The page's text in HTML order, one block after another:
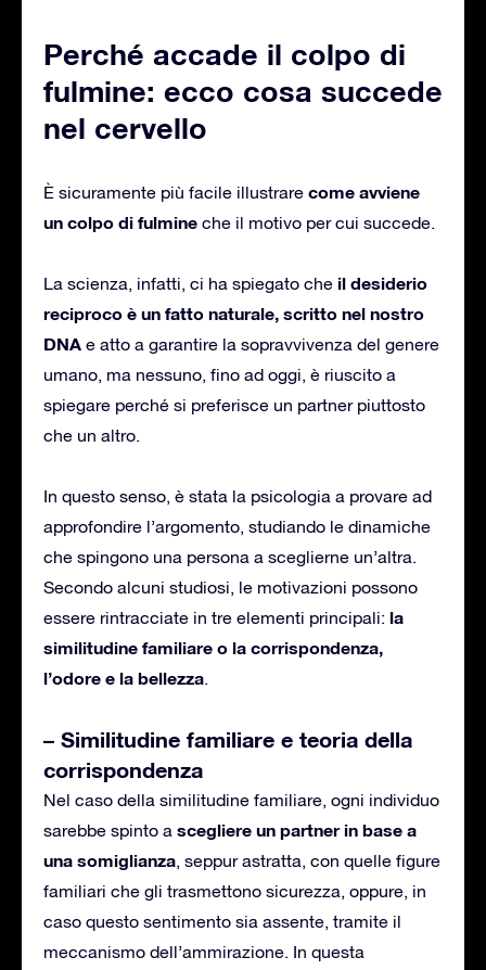
Perché accade il colpo di
fulmine: ecco cosa succede
nel cervello
È sicuramente più facile illustrare come avviene
un colpo di fulmine che il motivo per cui succede.
La scienza, infatti, ci ha spiegato che il desiderio
reciproco è un fatto naturale, scritto nel nostro
DNA e atto a garantire la sopravvivenza del genere
umano, ma nessuno, fino ad oggi, è riuscito a
spiegare perché si preferisce un partner piuttosto
che un altro.
In questo senso, è stata la psicologia a provare ad
approfondire l’argomento, studiando le dinamiche
che spingono una persona a sceglierne un’altra.
Secondo alcuni studiosi, le motivazioni possono
essere rintracciate in tre elementi principali: la
similitudine familiare o la corrispondenza,
l’odore e la bellezza.
– Similitudine familiare e teoria della
corrispondenza
Nel caso della similitudine familiare, ogni individuo
sarebbe spinto a scegliere un partner in base a
una somiglianza, seppur astratta, con quelle figure
familiari che gli trasmettono sicurezza, oppure, in
caso questo sentimento sia assente, tramite il
meccanismo dell’ammirazione. In questa